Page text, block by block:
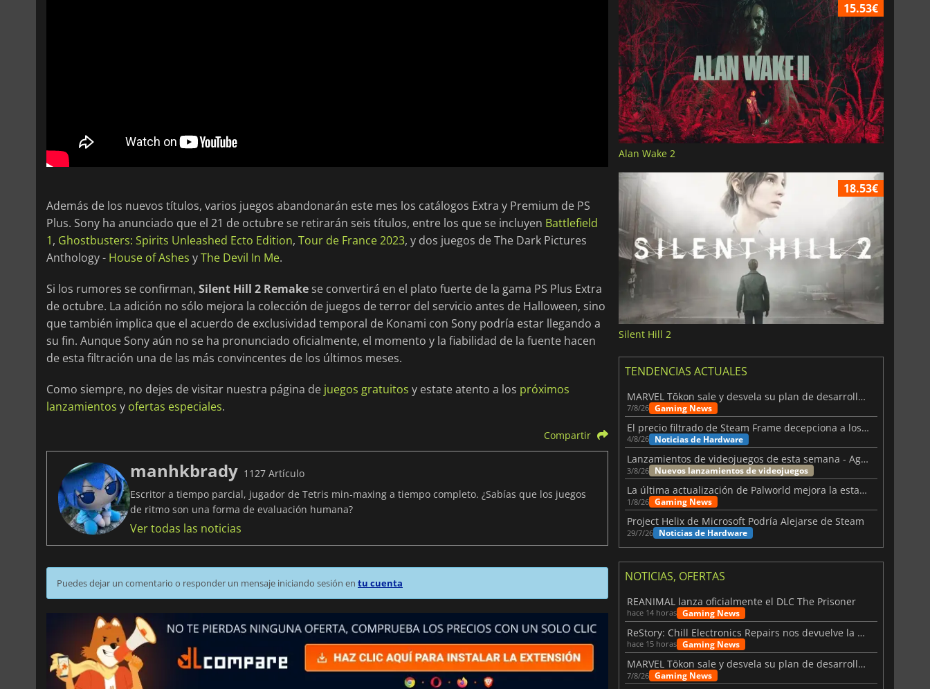
Además de los nuevos títulos, varios juegos abandonarán este mes los catálogos Extra y Premium de PS
Plus. Sony ha anunciado que el 21 de octubre se retirarán seis títulos, entre los que se incluyen Battlefield
1, Ghostbusters: Spirits Unleashed Ecto Edition, Tour de France 2023, y dos juegos de The Dark Pictures
Anthology - House of Ashes yThe Devil In Me.
Si los rumores se confirman, Silent Hill 2 Remake se convertirá en el plato fuerte de la gama PS Plus Extra
de octubre. La adición no sólo mejora la colección de juegos de terror del servicio antes de Halloween, sino
que también implica que el acuerdo de exclusividad temporal de Konami con Sony podría estar llegando a
su fin. Aunque Sony aún no se ha pronunciado oficialmente, el momento y la fiabilidad de la fuente hacen
de esta filtración una de las más convincentes de los últimos meses.
Como siempre, no dejes de visitar nuestra página de juegos gratuitos y estate atento a los próximos
lanzamientos y ofertas especiales.
Compartir
manhkbrady 1127 Artículo
Escritor a tiempo parcial, jugador de Tetris min-maxing a tiempo completo. ¿Sabías que los juegos
de ritmo son una forma de evaluación humana?
Ver todas las noticias
Puedes dejar un comentario o responder un mensaje iniciando sesión en tu cuenta
15.53€
Alan Wake 2
18.53€
Silent Hill 2
TENDENCIAS ACTUALES
MARVEL Tōkon sale y desvela su plan de desarrollo para el primer año
7/8/26 Gaming News
El precio filtrado de Steam Frame decepciona a los usuarios
4/8/26 Noticias de Hardware
Lanzamientos de videojuegos de esta semana - Agosto de 2026 (semana 32)
3/8/26 Nuevos lanzamientos de videojuegos
La última actualización de Palworld mejora la estabilidad
1/8/26 Gaming News
Project Helix de Microsoft Podría Alejarse de Steam
29/7/26 Noticias de Hardware
NOTICIAS, OFERTAS
REANIMAL lanza oficialmente el DLC The Prisoner
hace 14 horas Gaming News
ReStory: Chill Electronics Repairs nos devuelve la nostalgia de los 2000
hace 15 horas Gaming News
MARVEL Tōkon sale y desvela su plan de desarrollo para el primer año
7/8/26 Gaming News